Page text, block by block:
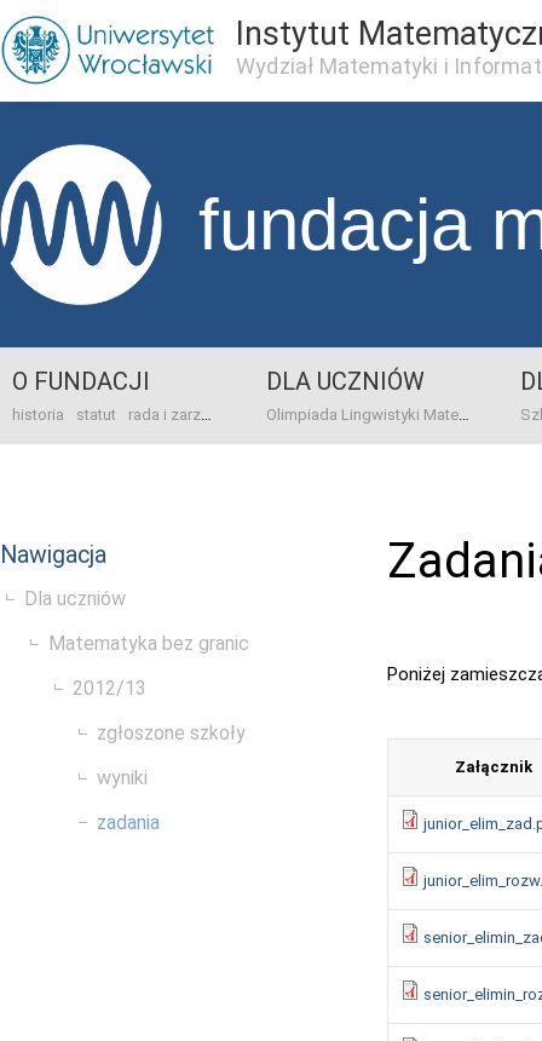
Instytut
Wydział Matematyki i
fundacja
O FUNDACJI
historia statut rada i zarząd dane bankowo-adresowe kontakt
DLA UCZNIÓW
Olimpiada Lingwistyki Matematycznej
Nawigacja
Dla uczniów
Matematyka bez granic
2012/13
zgłoszone szkoły
wyniki
zadania
Poniżej
Załącznik